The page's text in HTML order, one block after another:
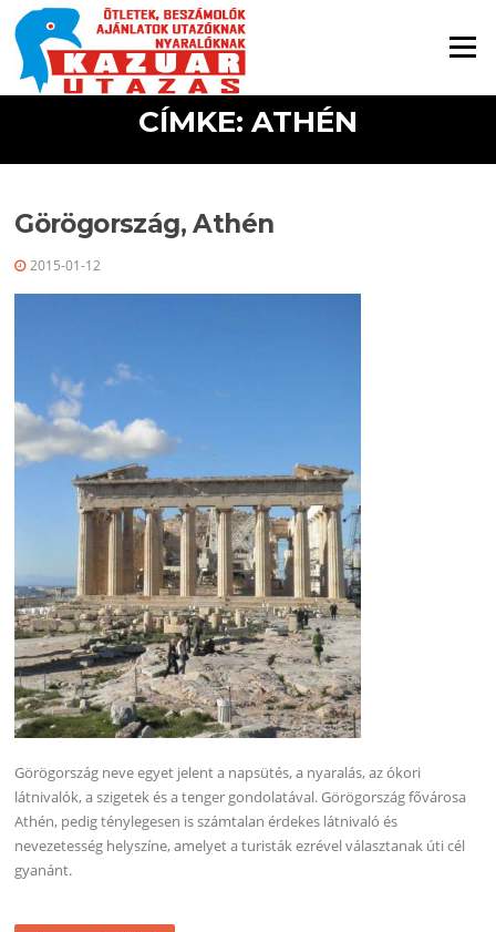
Ugrás a tartalomra
Menü
CÍMKE: ATHÉN
Görögország, Athén
2015-01-12
Görögország neve egyet jelent a napsütés, a nyaralás, az ókori
látnivalók, a szigetek és a tenger gondolatával. Görögország fővárosa
Athén, pedig ténylegesen is számtalan érdekes látnivaló és
nevezetesség helyszíne, amelyet a turisták ezrével választanak úti cél
gyanánt.